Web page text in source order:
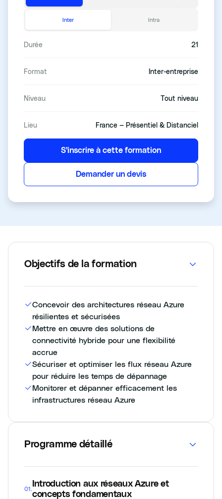
Inter Intra
Durée 21
Format Inter-entreprise
Niveau Tout niveau
Lieu France — Présentiel & Distanciel
S'inscrire à cette formation
Demander un devis
Objectifs de la formation
Concevoir des architectures réseau Azure
résilientes et sécurisées
Mettre en œuvre des solutions de
connectivité hybride pour une flexibilité
accrue
Sécuriser et optimiser les flux réseau Azure
pour réduire les temps de dépannage
Monitorer et dépanner efficacement les
infrastructures réseau Azure
Programme détaillé
01 .
Introduction aux réseaux Azure et
concepts fondamentaux